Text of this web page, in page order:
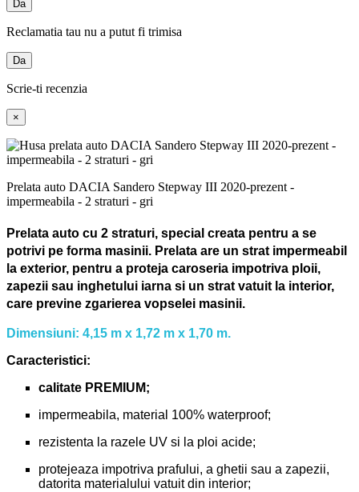
Da
Reclamatia tau nu a putut fi trimisa
Da
Scrie-ti recenzia
×
Prelata auto DACIA Sandero Stepway III 2020-prezent -
impermeabila - 2 straturi - gri
Prelata auto cu 2 straturi, special creata pentru a se
potrivi pe forma masinii. Prelata are un strat impermeabil
la exterior, pentru a proteja caroseria impotriva ploii,
zapezii sau inghetului iarna si un strat vatuit la interior,
care previne zgarierea vopselei masinii.
Dimensiuni: 4,15 m x 1,72 m x 1,70 m.
Caracteristici:
calitate PREMIUM;
impermeabila, material 100% waterproof;
rezistenta la razele UV si la ploi acide;
protejeaza impotriva prafului, a ghetii sau a zapezii,
datorita materialului vatuit din interior;